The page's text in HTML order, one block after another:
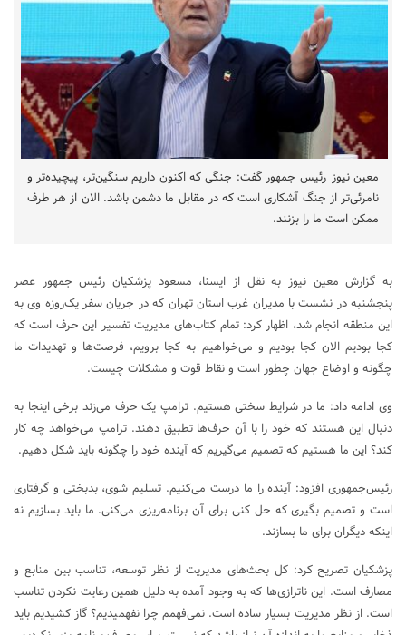
معین نیوز_رئیس جمهور گفت: جنگی که اکنون داریم سنگین‌تر، پیچیده‌تر و
نامرئی‌تر از جنگ آشکاری است که در مقابل ما دشمن باشد. الان از هر طرف
ممکن است ما را بزنند.
به گزارش معین نیوز به نقل از ایسنا، مسعود پزشکیان رئیس جمهور عصر
پنجشنبه در نشست با مدیران غرب استان تهران که در جریان سفر یک‌روزه وی به
این منطقه انجام شد، اظهار کرد: تمام کتاب‌های مدیریت تفسیر این حرف است که
کجا بودیم الان کجا بودیم و می‌خواهیم به کجا برویم، فرصت‌ها و تهدیدات ما
چگونه و اوضاع جهان چطور است و نقاط قوت و مشکلات چیست.
وی ادامه داد: ما در شرایط سختی هستیم. ترامپ یک حرف می‌زند برخی اینجا به
دنبال این هستند که خود را با آن حرف‌ها تطبیق دهند. ترامپ می‌خواهد چه کار
کند؟ این ما هستیم که تصمیم می‌گیریم که آینده خود را چگونه باید شکل دهیم.
رئیس‌جمهوری افزود: آینده را ما درست می‌کنیم. تسلیم شوی، بدبختی و گرفتاری
است و تصمیم بگیری که حل کنی برای آن برنامه‌ریزی می‌کنی. ما باید بسازیم نه
اینکه دیگران برای ما بسازند.
پزشکیان تصریح کرد: کل بحث‌های مدیریت از نظر توسعه، تناسب بین منابع و
مصارف است. این ناترازی‌ها که به وجود آمده به دلیل همین رعایت نکردن تناسب
است. از نظر مدیریت بسیار ساده است. نمی‌فهمم چرا نفهمیدیم؟ گاز کشیدیم باید